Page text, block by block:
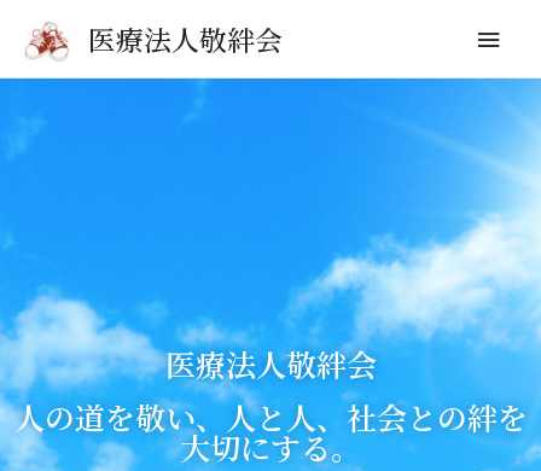
医療法人敬絆会
医療法人敬絆会
人の道を敬い、人と人、社会との絆を
大切にする。